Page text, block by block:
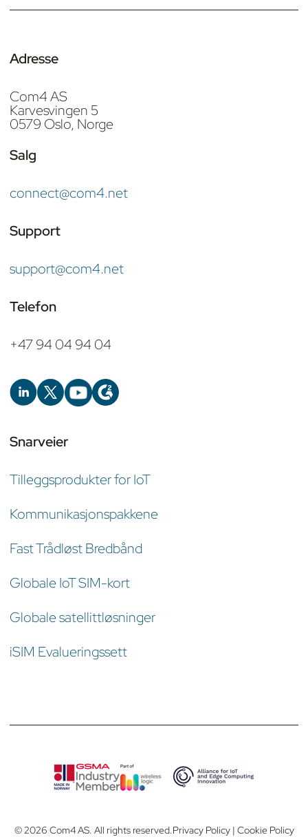
Adresse
Com4 AS
Karvesvingen 5
0579 Oslo, Norge
Salg
connect@com4.net
Support
support@com4.net
Telefon
+47 94 04 94 04
Snarveier
Tilleggsprodukter for IoT
Kommunikasjonspakkene
Fast Trådløst Bredbånd
Globale IoT SIM-kort
Globale satellittløsninger
iSIM Evalueringssett
© 2026 Com4 AS. All rights reserved.Privacy Policy | Cookie Policy